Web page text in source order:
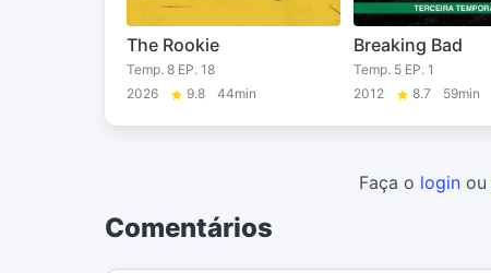
The Rookie
Temp. 8 EP. 18
2026
9.8 44min
Breaking Bad
Temp. 5 EP. 1
2012
8.7 59min
Faça o login ou
Comentários